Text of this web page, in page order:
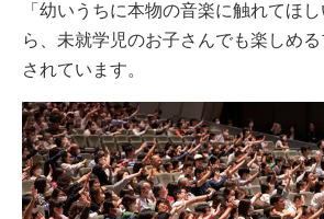
「幼いうちに本物の音楽に触れてほ
ら、未就学児のお子さんでも楽しめ
されています。